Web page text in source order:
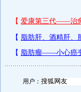
用户：